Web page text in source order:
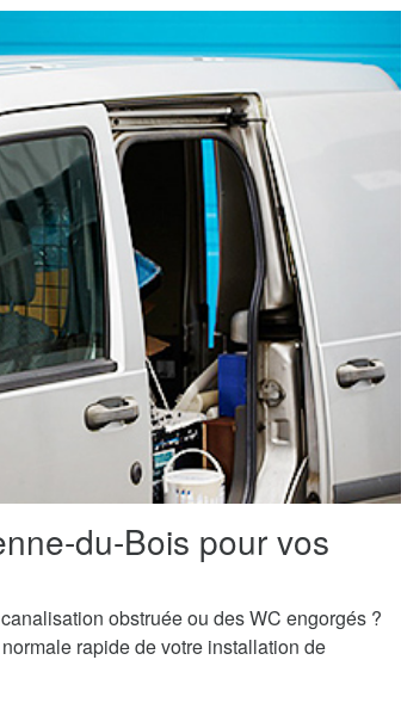
du-Bois pour vos
obstruée ou des WC engorgés ?
rapide de votre installation de